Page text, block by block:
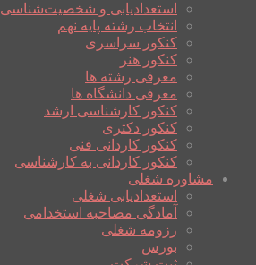
استعدادیابی و شخصیت‌شناسی
انتخاب رشته پایه نهم
کنکور سراسری
کنکور هنر
معرفی رشته ها
معرفی دانشگاه ها
کنکور کارشناسی ارشد
کنکور دکتری
کنکور کاردانی فنی
کنکور کاردانی به کارشناسی
مشاوره شغلی
استعدادیابی شغلی
آمادگی مصاحبه استخدامی
رزومه شغلی
بورس